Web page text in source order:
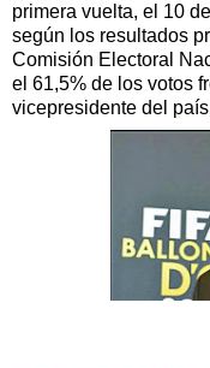
primera vuelta, el 10
según los resultados
Comisión Electoral
el 61,5% de los votos
vicepresidente del